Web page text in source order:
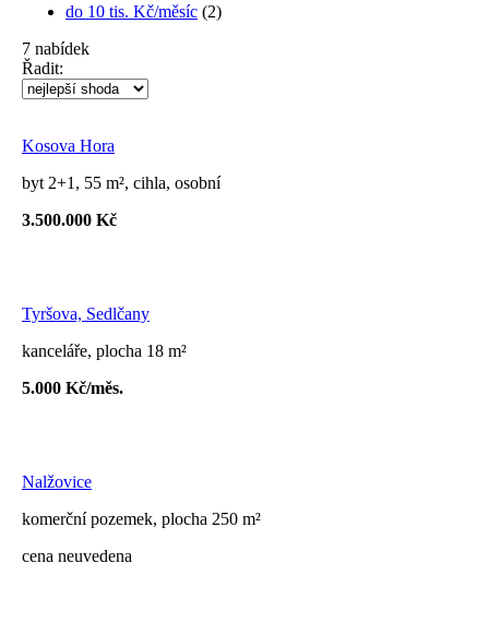
do 10 tis. Kč/měsíc (2)
7 nabídek
Řadit:
Kosova Hora
byt 2+1, 55 m², cihla, osobní
3.500.000 Kč
Tyršova, Sedlčany
kanceláře, plocha 18 m²
5.000 Kč/měs.
Nalžovice
komerční pozemek, plocha 250 m²
cena neuvedena